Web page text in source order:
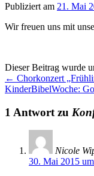
Publiziert am 21. Mai
Wir freuen uns mit
Dieser Beitrag wurde
← Chorkonzert
KinderBibelWoche:
1 Antwort zu
Nicole
30. Mai 2015 um